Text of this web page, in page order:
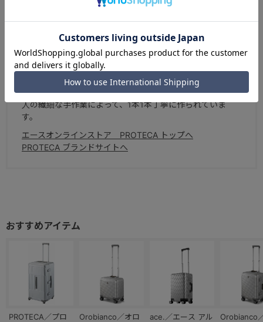
スーツケース国内生産50年以上の実績を持つ、エース株式
会社を代表するラゲージブランド。北海道・赤平工場で作
られる「日本製」ならではの高品質と、高感度なデザイ
ン、そしてプロテカ独自の高い機能性が特徴。熟練した職
人の繊細な手作業によって、1本1本丁寧に作られていま
す。
エースオンラインストア PROTECA トップへ
PROTECA ブランドサイトへ
PROTECA／プロ
Orobianco／オロ
ace.／エース アル
Orobianco